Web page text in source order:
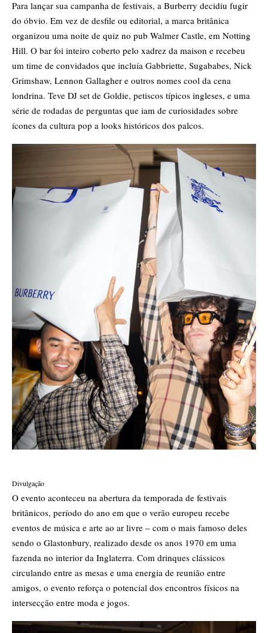
Para lançar sua campanha de festivais, a Burberry decidiu fugir
do óbvio. Em vez de desfile ou editorial, a marca britânica
organizou uma noite de quiz no pub Walmer Castle, em Notting
Hill. O bar foi inteiro coberto pelo xadrez da maison e recebeu
um time de convidados que incluía Gabbriette, Sugababes, Nick
Grimshaw, Lennon Gallagher e outros nomes cool da cena
londrina. Teve DJ set de Goldie, petiscos típicos ingleses, e uma
série de rodadas de perguntas que iam de curiosidades sobre
ícones da cultura pop a looks históricos dos palcos.
Divulgação
O evento aconteceu na abertura da temporada de festivais
britânicos, período do ano em que o verão europeu recebe
eventos de música e arte ao ar livre – com o mais famoso deles
sendo o Glastonbury, realizado desde os anos 1970 em uma
fazenda no interior da Inglaterra. Com drinques clássicos
circulando entre as mesas e uma energia de reunião entre
amigos, o evento reforça o potencial dos encontros físicos na
intersecção entre moda e jogos.